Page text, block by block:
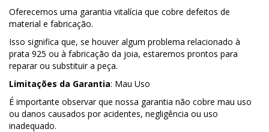
Oferecemos uma garantia vitalícia que cobre defeitos de
material e fabricação.
Isso significa que, se houver algum problema relacionado à
prata 925 ou à fabricação da joia, estaremos prontos para
reparar ou substituir a peça.
Limitações da Garantia: Mau Uso
É importante observar que nossa garantia não cobre mau uso
ou danos causados por acidentes, negligência ou uso
inadequado.